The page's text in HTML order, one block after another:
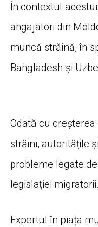
În contextul
angajatori din
muncă străină, în
Bangladesh și
Odată cu
străini, autoritățile
probleme legate
legislației migratorii.
Expertul în piața